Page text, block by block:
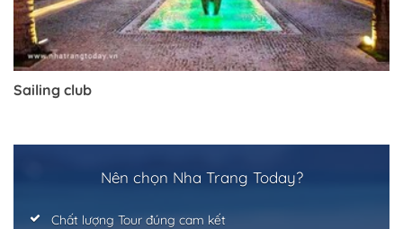
Trở về trang trước đó
Sailing club
Nên chọn Nha Trang Today?
Chất lượng Tour đúng cam kết